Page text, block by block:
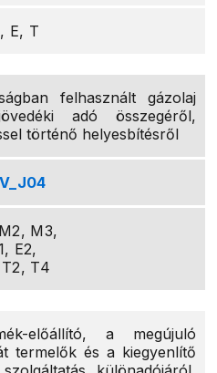
E, T
felhasznált gázolaj
adó összegéről,
történő helyesbítésről
M3,
E2,
T2, T4
előállító, a megújuló
termelők és a kiegyenlítő